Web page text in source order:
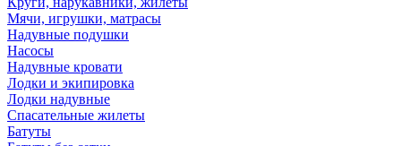
Мячи, игрушки, матрасы
Надувные подушки
Насосы
Надувные кровати
Лодки и экипировка
Лодки надувные
Спасательные жилеты
Батуты